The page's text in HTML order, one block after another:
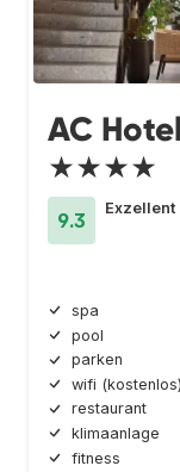
AC
★★★★
9.3
Exzellent
spa
pool
parken
wifi (kostenlos)
restaurant
klimaanlage
fitness